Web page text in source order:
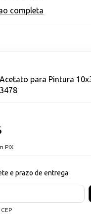
completa
para Pintura
PIX
e prazo de entrega
o CEP: